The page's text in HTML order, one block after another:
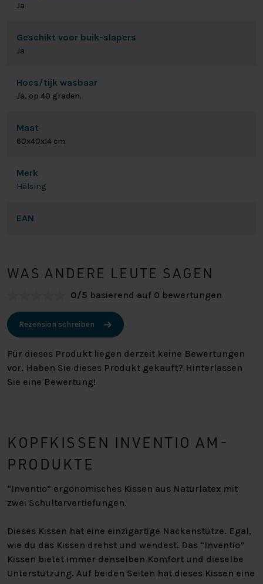
Ja
Geschikt voor buik-slapers
Ja
Hoes/tijk wasbaar
Ja, op 40 graden.
Maat
60x40x14 cm
Merk
Hälsing
EAN
WAS ANDERE LEUTE SAGEN
0/5 basierend auf 0 bewertungen
Rezension schreiben
Für dieses Produkt liegen derzeit keine Bewertungen
vor. Haben Sie dieses Produkt gekauft? Hinterlassen
Sie eine Bewertung!
KOPFKISSEN INVENTIO AM-
PRODUKTE
“Inventio” ergonomisches Kissen aus Naturlatex mit
zwei Schultervertiefungen.
Dieses Kissen hat eine einzigartige Nackenstütze. Egal,
wie du das Kissen drehst und wendest. Das “Inventio”
Kissen bietet immer denselben Komfort und dieselbe
Unterstützung. Auf beiden Seiten hat dieses Kissen eine